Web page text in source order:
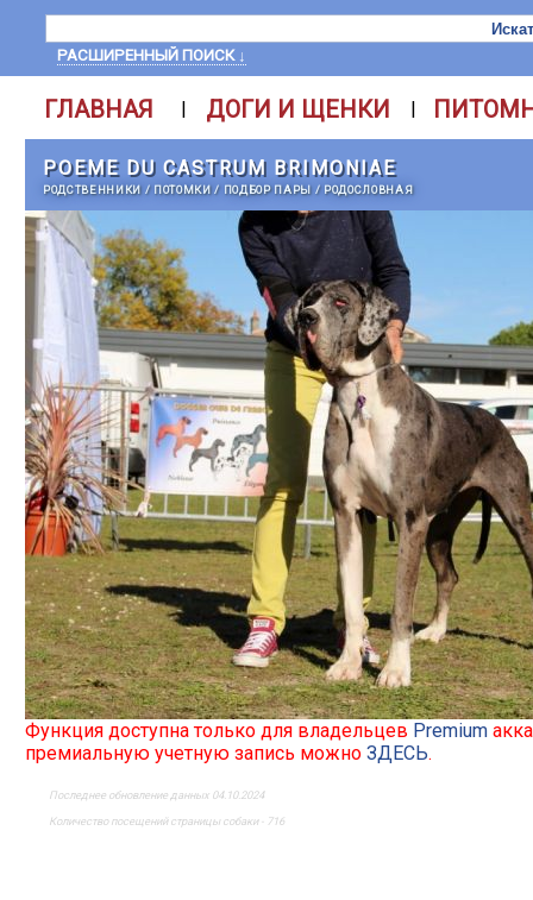
РАСШИРЕННЫЙ ПОИСК ↓
ГЛАВНАЯ | ДОГИ И ЩЕНКИ |
POEME DU CASTRUM BRIMONIAE
РОДСТВЕННИКИ / ПОТОМКИ/ ПОДБОР ПАРЫ / РОДОСЛОВНАЯ
Функция доступна только для владельцев Premium
премиальную учетную запись можно ЗДЕСЬ.
Последнее обновление данных 04.10.2024
Количество посещений страницы собаки - 716